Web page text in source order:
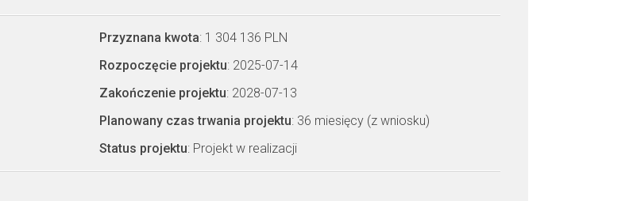
Przyznana kwota: 1 304 136 PLN
Rozpoczęcie projektu: 2025-07-14
Zakończenie projektu: 2028-07-13
Planowany czas trwania projektu: 36 miesięcy (z wniosku)
Status projektu: Projekt w realizacji